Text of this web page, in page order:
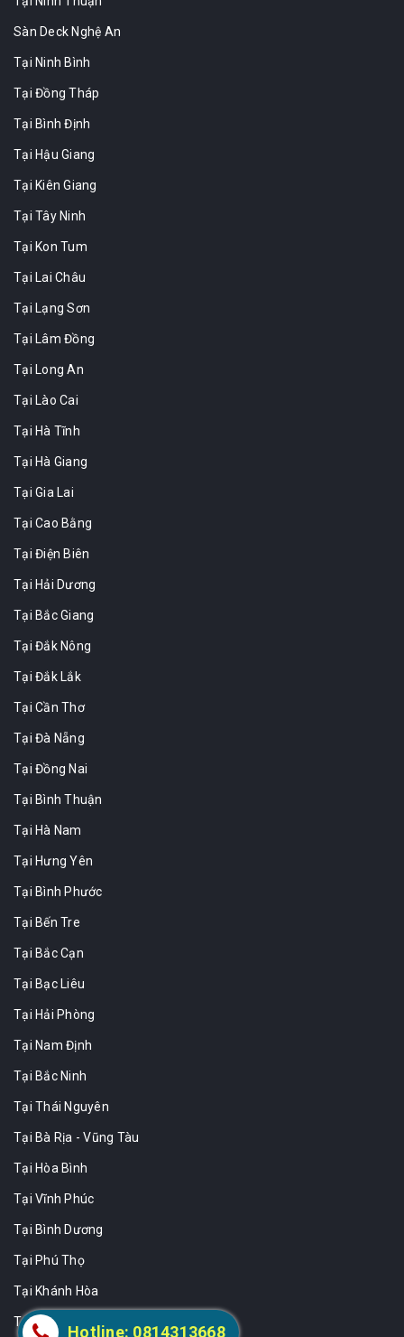
Sàn Deck Nghệ An
Tại Ninh Bình
Tại Đồng Tháp
Tại Bình Định
Tại Hậu Giang
Tại Kiên Giang
Tại Tây Ninh
Tại Kon Tum
Tại Lai Châu
Tại Lạng Sơn
Tại Lâm Đồng
Tại Long An
Tại Lào Cai
Tại Hà Tĩnh
Tại Hà Giang
Tại Gia Lai
Tại Cao Bằng
Tại Điện Biên
Tại Hải Dương
Tại Bắc Giang
Tại Đắk Nông
Tại Đắk Lắk
Tại Cần Thơ
Tại Đà Nẵng
Tại Đồng Nai
Tại Bình Thuận
Tại Hà Nam
Tại Hưng Yên
Tại Bình Phước
Tại Bến Tre
Tại Bắc Cạn
Tại Bạc Liêu
Tại Hải Phòng
Tại Nam Định
Tại Bắc Ninh
Tại Thái Nguyên
Tại Bà Rịa - Vũng Tàu
Tại Hòa Bình
Tại Vĩnh Phúc
Tại Bình Dương
Tại Phú Thọ
Tại Khánh Hòa
Tại Sóc Trăng
Hotline: 0814313668